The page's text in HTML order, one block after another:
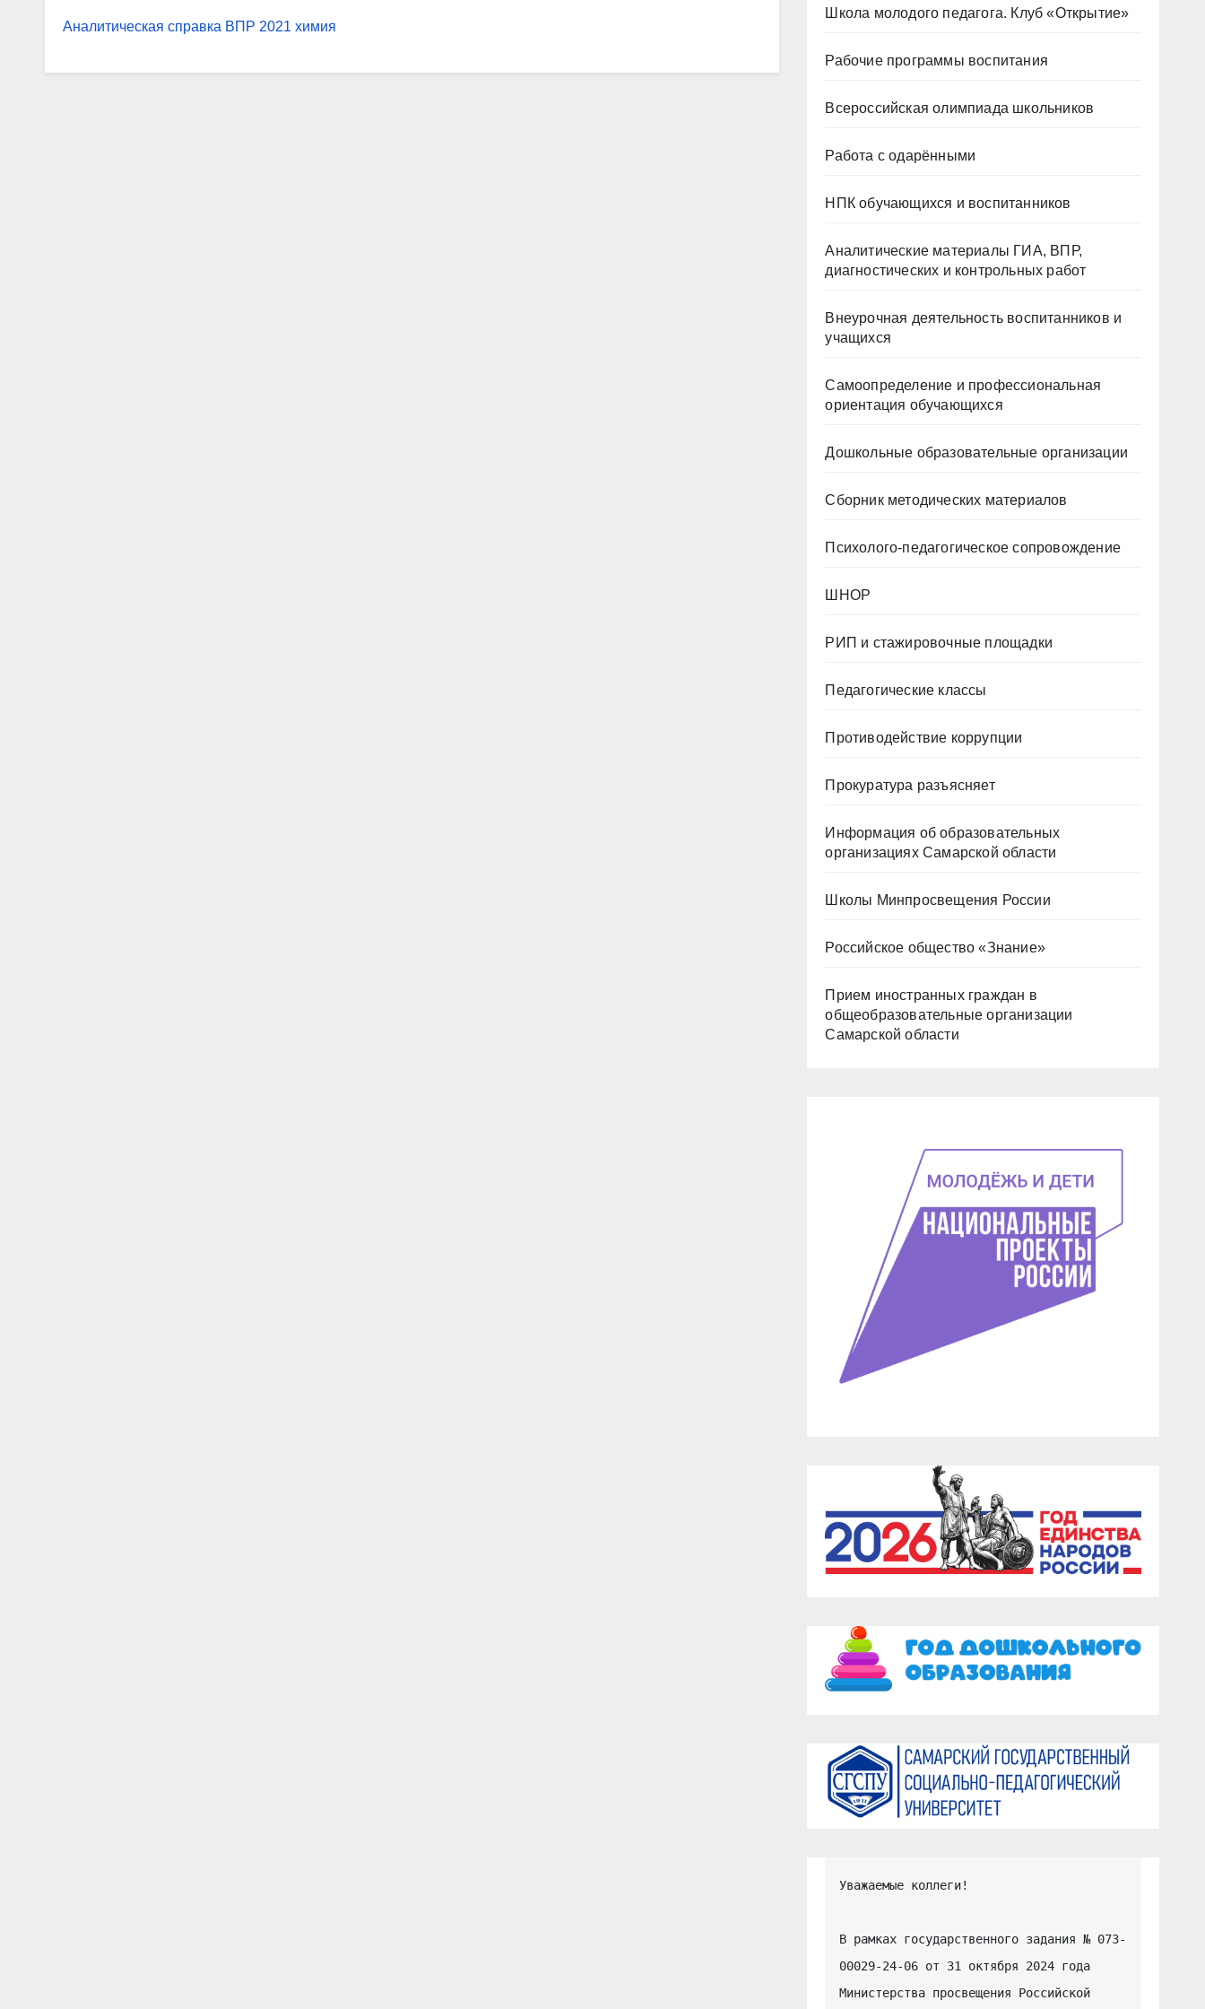
Аналитическая справка ВПР 2021 химия
Школа молодого педагога. Клуб «Открытие»
Рабочие программы воспитания
Всероссийская олимпиада школьников
Работа с одарёнными
НПК обучающихся и воспитанников
Аналитические материалы ГИА, ВПР,
диагностических и контрольных работ
Внеурочная деятельность воспитанников и
учащихся
Самоопределение и профессиональная
ориентация обучающихся
Дошкольные образовательные организации
Сборник методических материалов
Психолого-педагогическое сопровождение
ШНОР
РИП и стажировочные площадки
Педагогические классы
Противодействие коррупции
Прокуратура разъясняет
Информация об образовательных
организациях Самарской области
Школы Минпросвещения России
Российское общество «Знание»
Прием иностранных граждан в
общеобразовательные организации
Самарской области
Уважаемые коллеги!
В рамках государственного задания № 073-
00029-24-06 от 31 октября 2024 года
Министерства просвещения Российской